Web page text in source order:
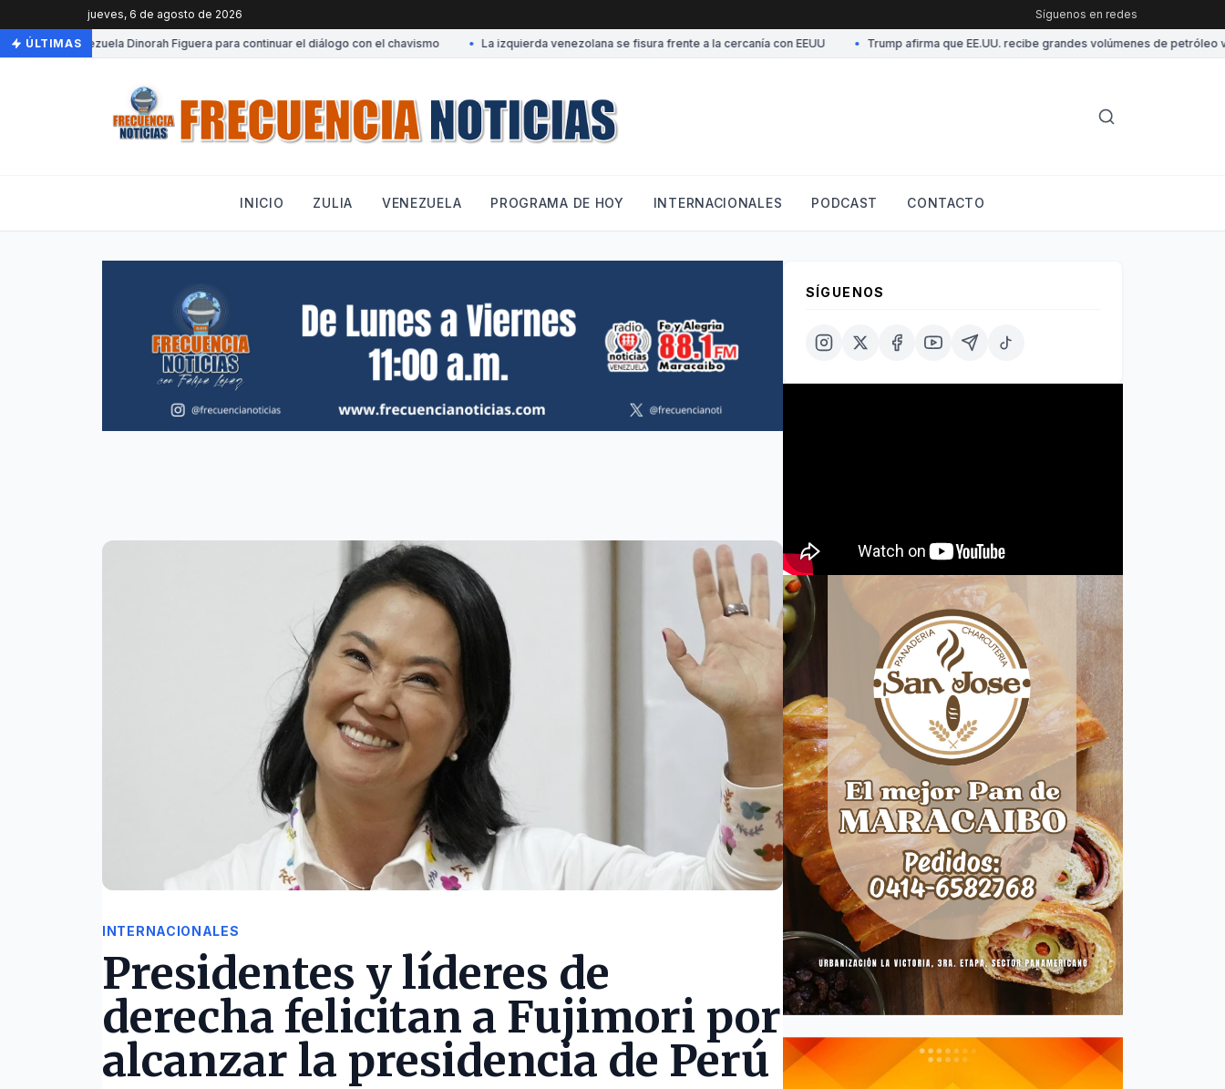
jueves, 6 de agosto de 2026 Síguenos en redes
ÚLTIMAS
Llega a Venezuela Dinorah Figuera para continuar el diálogo con el chavismo La izquierda venezolana se fisura frente a la cercanía con EEUU Trump afirma que EE.UU. recibe grandes volúmenes de petróleo
INICIO ZULIA VENEZUELA PROGRAMA DE HOY INTERNACIONALES PODCAST CONTACTO
INTERNACIONALES
Presidentes y líderes de
derecha felicitan a Fujimori por
alcanzar la presidencia de Perú
SÍGUENOS